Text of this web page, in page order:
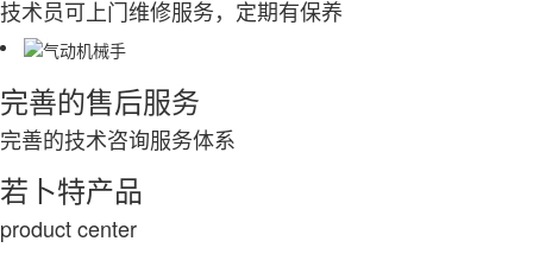
技术员可上门维修服务，定期有保养
完善的售后服务
完善的技术咨询服务体系
若卜特产品
product center